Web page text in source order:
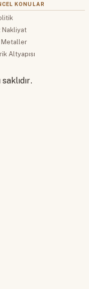
KONULAR
Nakliyat
Metaller
Altyapısı